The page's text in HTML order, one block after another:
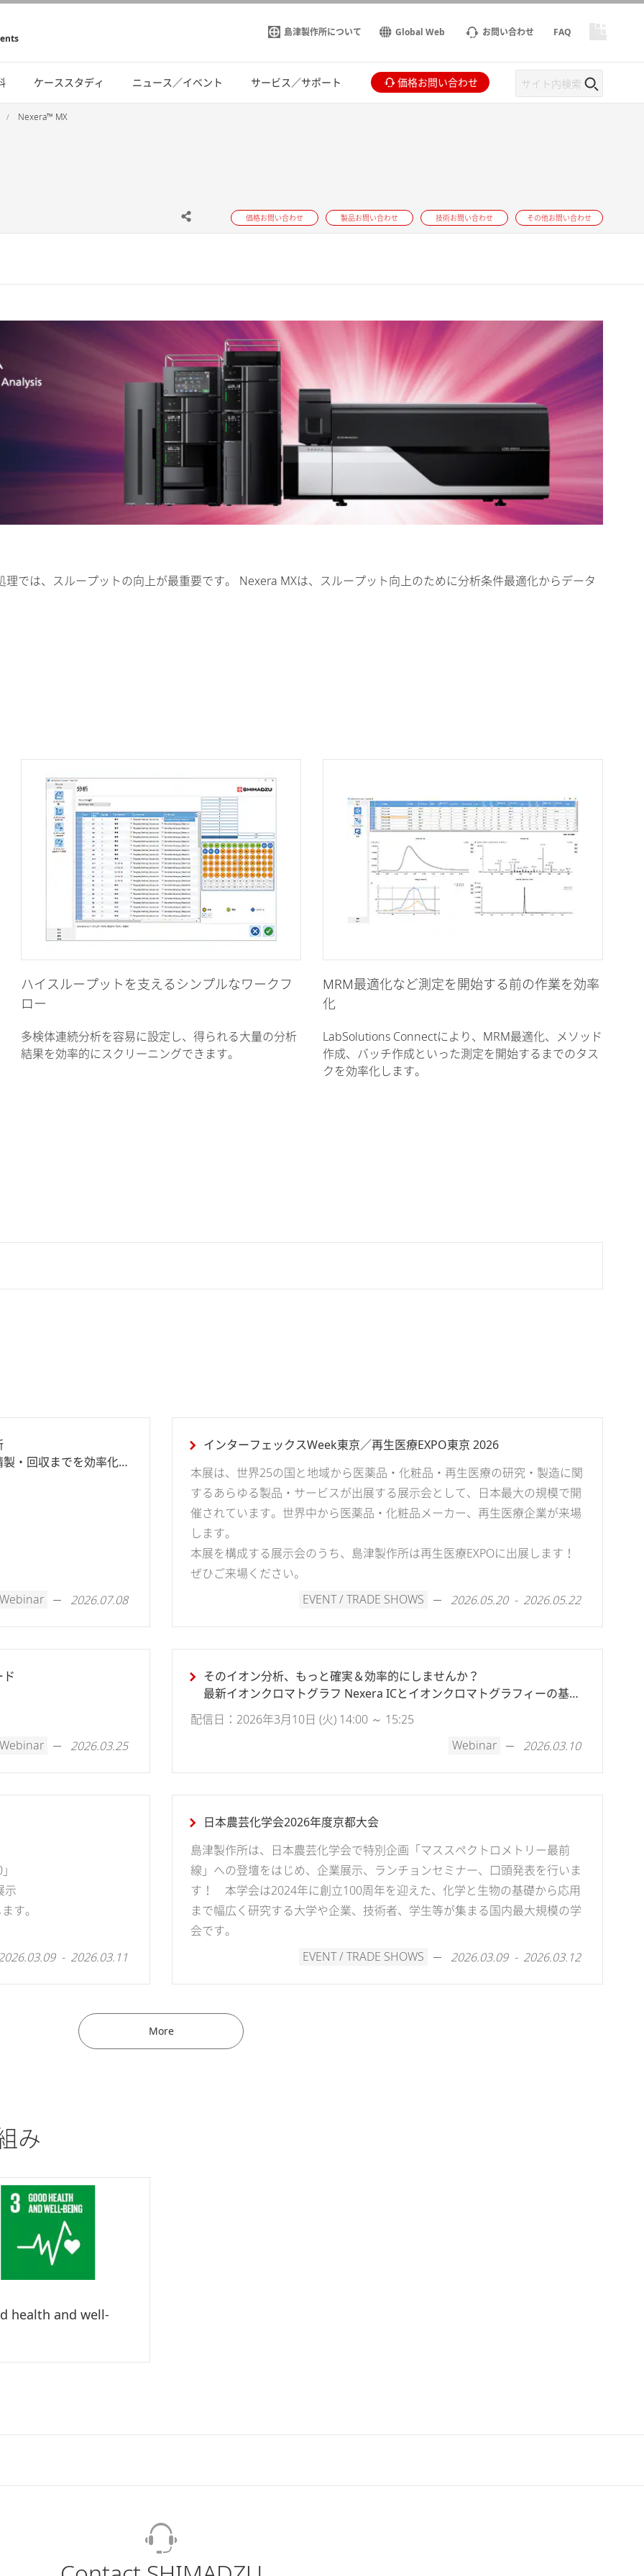
島津製作所について Global Web お問い合わせ FAQ
ケーススタディ ニュース／イベント サービス／サポート 価格お問い合わせ
Nexera™ MX
価格お問い合わせ 製品お問い合わせ 技術お問い合わせ その他お問い合わせ
では、スループットの向上が最重要です。 Nexera MXは、スループット向上のために分析条件最適化からデータ
ハイスループットを支えるシンプルなワークフ
ロー
多検体連続分析を容易に設定し、得られる大量の分析
結果を効率的にスクリーニングできます。
MRM最適化など測定を開始する前の作業を効率
化
LabSolutions Connectにより、MRM最適化、メソッド
作成、バッチ作成といった測定を開始するまでのタス
クを効率化します。
・回収までを効率化す
Webinar 2026.07.08
インターフェックスWeek東京／再生医療EXPO東京 2026
本展は、世界25の国と地域から医薬品・化粧品・再生医療の研究・製造に関
するあらゆる製品・サービスが出展する展示会として、日本最大の規模で開
催されています。世界中から医薬品・化粧品メーカー、再生医療企業が来場
します。
本展を構成する展示会のうち、島津製作所は再生医療EXPOに出展します！
ぜひご来場ください。
EVENT / TRADE SHOWS
2026.05.20 - 2026.05.22
Webinar 2026.03.25
そのイオン分析、もっと確実＆効率的にしませんか？
最新イオンクロマトグラフ Nexera ICとイオンクロマトグラフィーの基礎
とノウハウのご紹介
配信日：2026年3月10日 (火) 14:00 ～ 15:25
Webinar
2026.03.10
示
す。
- 2026.03.11
日本農芸化学会2026年度京都大会
島津製作所は、日本農芸化学会で特別企画「マススペクトロメトリー最前
線」への登壇をはじめ、企業展示、ランチョンセミナー、口頭発表を行いま
す！ 本学会は2024年に創立100周年を迎えた、化学と生物の基礎から応用
まで幅広く研究する大学や企業、技術者、学生等が集まる国内最大規模の学
会です。
EVENT / TRADE SHOWS
2026.03.09 - 2026.03.12
More
み
health and well-